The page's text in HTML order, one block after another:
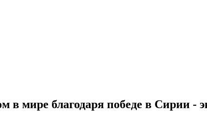
мире благодаря победе в Сирии -